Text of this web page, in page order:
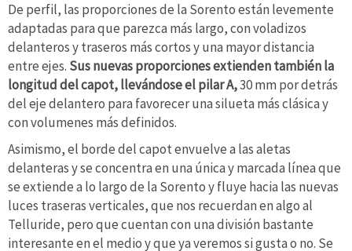
De perfil, las proporciones de la Sorento están levemente
adaptadas para que parezca más largo, con voladizos
delanteros y traseros más cortos y una mayor distancia
entre ejes. Sus nuevas proporciones extienden también la
longitud del capot, llevándose el pilar A,30 mm por detrás
del eje delantero para favorecer una silueta más clásica y
con volumenes más definidos.
Asimismo, el borde del capot envuelve a las aletas
delanteras y se concentra en una única y marcada línea que
se extiende a lo largo de la Sorento y fluye hacia las nuevas
luces traseras verticales, que nos recuerdan en algo al
Telluride, pero que cuentan con una división bastante
interesante en el medio y que ya veremos si gusta o no. Se